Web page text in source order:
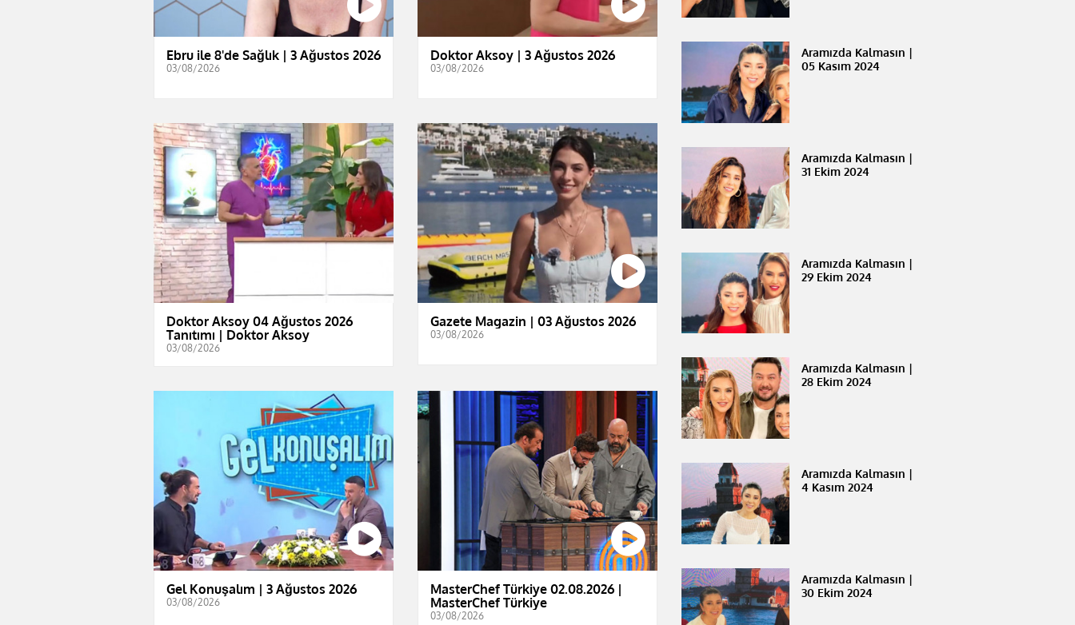
Ebru ile 8'de Sağlık | 3 Ağustos 2026
03/08/2026
Doktor Aksoy | 3 Ağustos 2026
03/08/2026
Doktor Aksoy 04 Ağustos 2026
Tanıtımı | Doktor Aksoy
03/08/2026
Gazete Magazin | 03 Ağustos 2026
03/08/2026
Gel Konuşalım | 3 Ağustos 2026
03/08/2026
MasterChef Türkiye 02.08.2026 |
MasterChef Türkiye
03/08/2026
Aramızda Kalmasın |
05 Kasım 2024
Aramızda Kalmasın |
31 Ekim 2024
Aramızda Kalmasın |
29 Ekim 2024
Aramızda Kalmasın |
28 Ekim 2024
Aramızda Kalmasın |
4 Kasım 2024
Aramızda Kalmasın |
30 Ekim 2024